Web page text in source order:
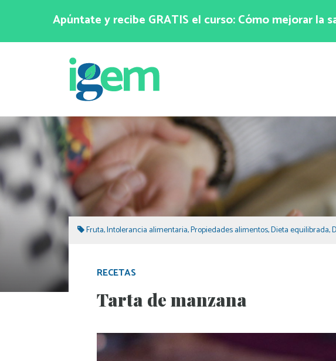
Apúntate y recibe GRATIS el curso: Cómo mejorar la
Fruta,Intolerancia alimentaria,Propiedades alimentos,Dieta equilibrada,
RECETAS
Tarta de manzana